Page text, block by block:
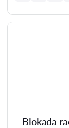
Blokada